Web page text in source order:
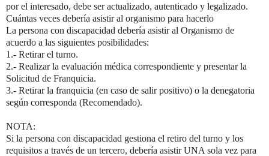
por el interesado, debe ser actualizado, autenticado y legalizado.
Cuántas veces debería asistir al organismo para hacerlo
La persona con discapacidad debería asistir al Organismo de
acuerdo a las siguientes posibilidades:
1.- Retirar el turno.
2.- Realizar la evaluación médica correspondiente y presentar la
Solicitud de Franquicia.
3.- Retirar la franquicia (en caso de salir positivo) o la denegatoria
según corresponda (Recomendado).
NOTA:
Si la persona con discapacidad gestiona el retiro del turno y los
requisitos a través de un tercero, debería asistir UNA sola vez para